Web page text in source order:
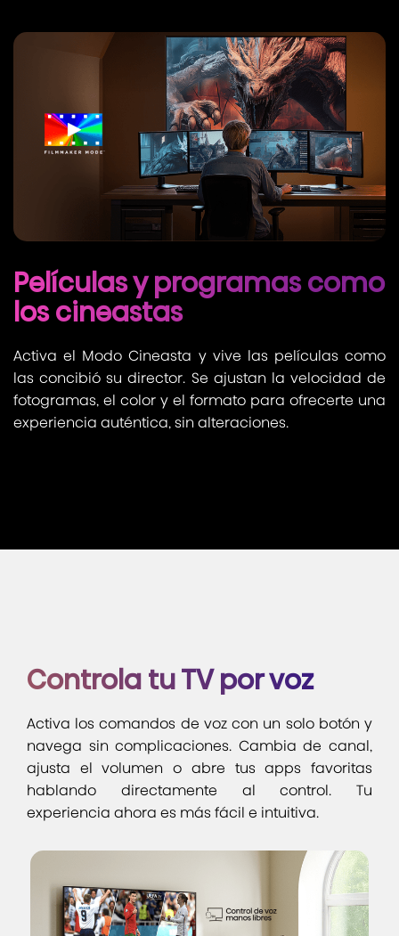
Películas y programas como
los cineastas
Activa el Modo Cineasta y vive las películas como
las concibió su director. Se ajustan la velocidad de
fotogramas, el color y el formato para ofrecerte una
experiencia auténtica, sin alteraciones.
Controla tu TV por voz
Activa los comandos de voz con un solo botón y
navega sin complicaciones. Cambia de canal,
ajusta el volumen o abre tus apps favoritas
hablando directamente al control. Tu
experiencia ahora es más fácil e intuitiva.